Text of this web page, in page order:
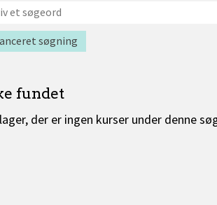
søgning
fundet
der er ingen kurser under denne